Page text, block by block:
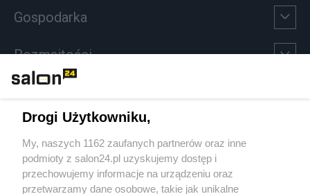
Gospodarka
Rozmaitości
Sport
Społeczeństwo
Drogi Użytkowniku,
My, naszych 1162 zaufanych partnerów oraz inne
podmioty z salon24.pl uzyskujemy dostęp i
przechowujemy informacje na urządzeniu oraz
przetwarzamy dane osobowe, takie jak unikalne